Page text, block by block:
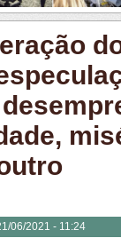
06/2021 - 11:24